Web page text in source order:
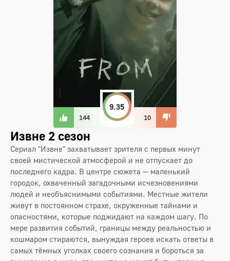
144
9.35
10
Извне 2 сезон
Сериал "Извне" захватывает зрителя с первых минут
своей мистической атмосферой и не отпускает до
последнего кадра. В центре сюжета — маленький
городок, охваченный загадочными исчезновениями
людей и необъяснимыми событиями. Местные жители
живут в постоянном страхе, окруженные тайнами и
опасностями, которые поджидают на каждом шагу. По
мере развития событий, границы между реальностью и
кошмаром стираются, вынуждая героев искать ответы в
самых тёмных уголках своего сознания и бороться за